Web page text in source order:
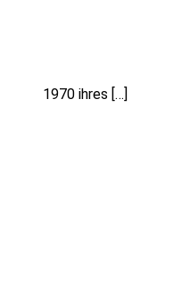
1970 ihres […]